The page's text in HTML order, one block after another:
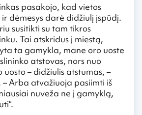
pasakojo, kad vietos
dėmesys darė didžiulį įspūdį.
susitikti su tam tikros
Tai atskridus į miestą,
ta gamykla, mane oro uoste
atstovas, nors nuo
uosto – didžiulis atstumas, –
– Arba atvažiuoja pasiimti iš
nuveža ne į gamyklą,